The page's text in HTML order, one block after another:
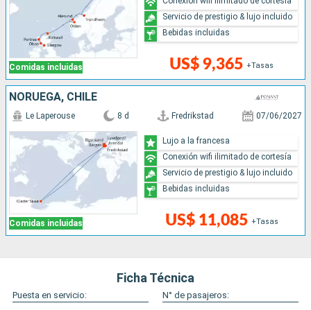
Comidas incluidas US$ 9,365 +Tasas
Servicio de prestigio & lujo incluido
Bebidas incluidas
NORUEGA, CHILE
Comidas incluidas
Le Laperouse 8 d Fredrikstad 07/06/2027
US$ 11,085 +Tasas
Lujo a la francesa
Conexión wifi ilimitado de cortesía
Servicio de prestigio & lujo incluido
Bebidas incluidas
Ficha Técnica
Puesta en servicio:
N° de pasajeros: